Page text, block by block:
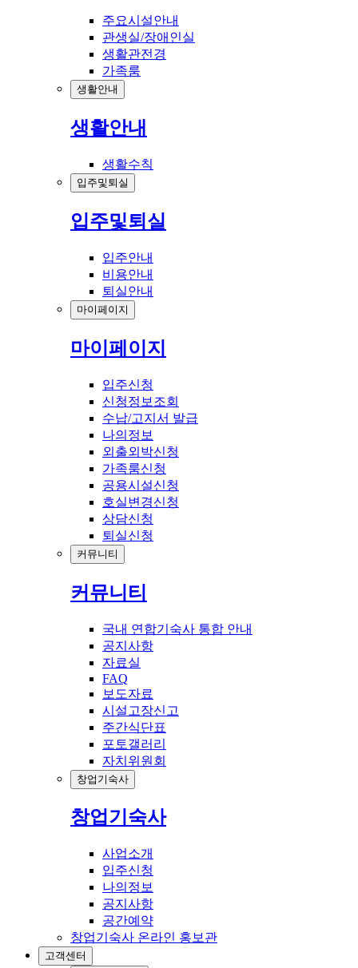
주요시설안내
관생실/장애인실
생활관전경
가족룸
생활안내
생활안내
생활수칙
입주및퇴실
입주및퇴실
입주안내
비용안내
퇴실안내
마이페이지
마이페이지
입주신청
신청정보조회
수납/고지서 발급
나의정보
외출외박신청
가족룸신청
공용시설신청
호실변경신청
상담신청
퇴실신청
커뮤니티
커뮤니티
국내 연합기숙사 통합 안내
공지사항
자료실
FAQ
보도자료
시설고장신고
주간식단표
포토갤러리
자치위원회
창업기숙사
창업기숙사
사업소개
입주신청
나의정보
공지사항
공간예약
창업기숙사 온라인 홍보관
고객센터